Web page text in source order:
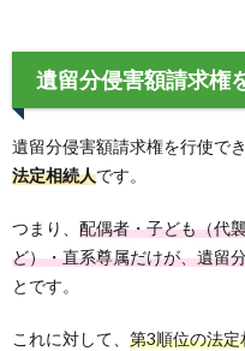
遺留分侵害額請求権
遺留分侵害額請求権を行使で
法定相続人です。
つまり、 配偶者・子ども（代
ど）・直系尊属だけが、遺留
とです。
これに対して、 第3順位の法